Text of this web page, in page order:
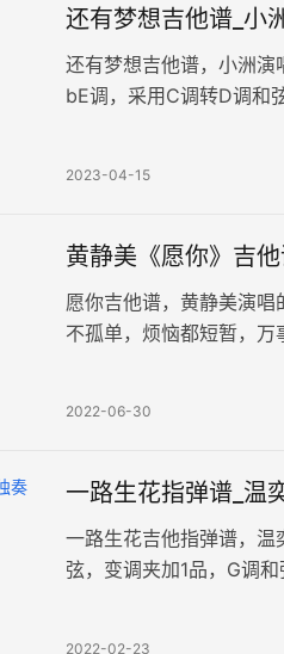
还有梦想吉他谱_小
还有梦想吉他谱，小洲
bE调，采用C调转D调和
2023-04-15
黄静美《愿你》吉
愿你吉他谱，黄静美演
不孤单，烦恼都短暂，万
2022-06-30
一路生花指弹谱_温
一路生花吉他指弹谱，温
弦，变调夹加1品，G调
2022-02-23